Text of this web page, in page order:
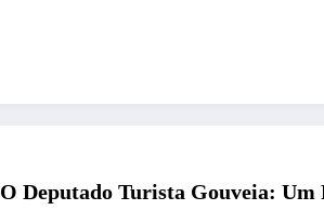
O Deputado Turista Gouveia: Um